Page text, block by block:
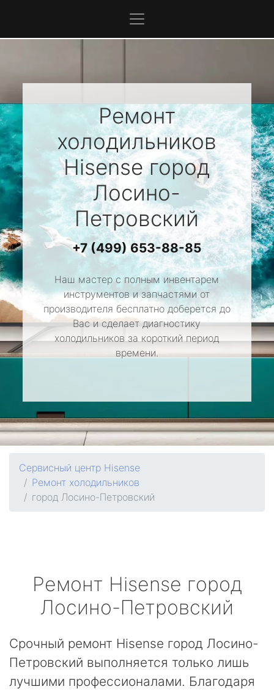
Ремонт
холодильников
Hisenseгород
Лосино-
Петровский
+7 (499) 653-88-85
Наш мастер с полным инвентарем
инструментов и запчастями от
производителя бесплатно доберется до
Вас и сделает диагностику
холодильников за короткий период
времени.
Сервисный центр Hisense
Ремонт холодильников
город Лосино-Петровский
Ремонт Hisense город
Лосино-Петровский
Срочный ремонт Hisense город Лосино-
Петровский выполняется только лишь
лучшими профессионалами. Благодаря